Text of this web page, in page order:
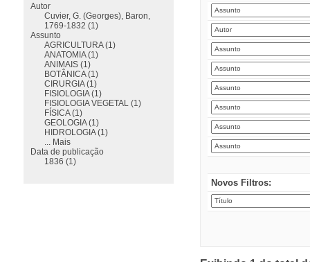
Novos Filtros:
Autor
Cuvier, G. (Georges), Baron,
1769-1832 (1)
Assunto
AGRICULTURA (1)
ANATOMIA (1)
ANIMAIS (1)
BOTÂNICA (1)
CIRURGIA (1)
FISIOLOGIA (1)
FISIOLOGIA VEGETAL (1)
FÍSICA (1)
GEOLOGIA (1)
HIDROLOGIA (1)
... Mais
Data de publicação
1836 (1)